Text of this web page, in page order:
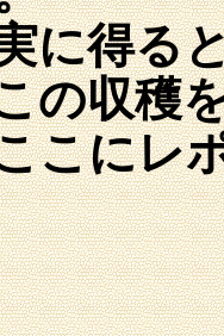
得る
の収穫
こにレ